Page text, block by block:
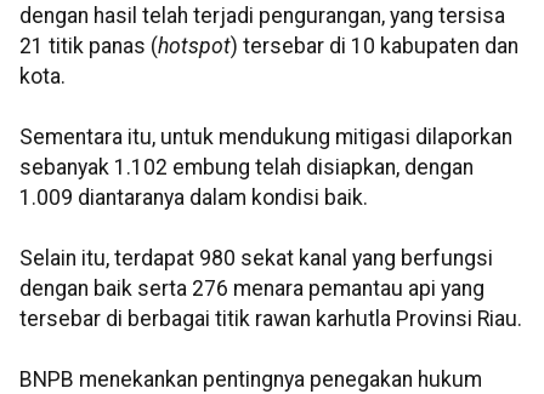
dengan hasil telah terjadi pengurangan, yang tersisa
21 titik panas (hotspot) tersebar di 10 kabupaten dan
kota.
Sementara itu, untuk mendukung mitigasi dilaporkan
sebanyak 1.102 embung telah disiapkan, dengan
1.009 diantaranya dalam kondisi baik.
Selain itu, terdapat 980 sekat kanal yang berfungsi
dengan baik serta 276 menara pemantau api yang
tersebar di berbagai titik rawan karhutla Provinsi Riau.
BNPB menekankan pentingnya penegakan hukum